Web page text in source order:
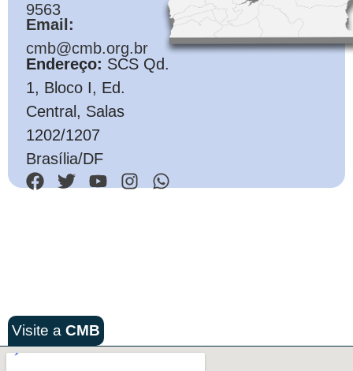
9563
Email:
cmb@cmb.org.br
Endereço: SCS Qd.
1, Bloco I, Ed.
Central, Salas
1202/1207
Brasília/DF
Visite a CMB